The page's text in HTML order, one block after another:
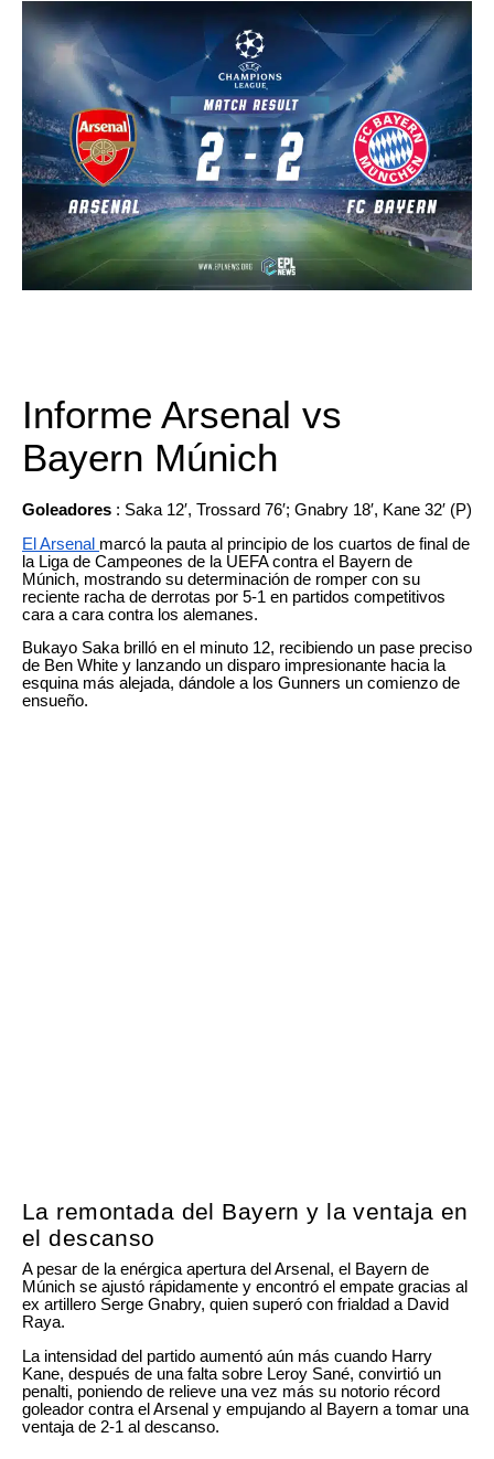
Informe Arsenal vs
Bayern Múnich
Goleadores : Saka 12′, Trossard 76′; Gnabry 18′, Kane 32′ (P)
El Arsenal marcó la pauta al principio de los cuartos de final de
la Liga de Campeones de la UEFA contra el Bayern de
Múnich, mostrando su determinación de romper con su
reciente racha de derrotas por 5-1 en partidos competitivos
cara a cara contra los alemanes.
Bukayo Saka brilló en el minuto 12, recibiendo un pase preciso
de Ben White y lanzando un disparo impresionante hacia la
esquina más alejada, dándole a los Gunners un comienzo de
ensueño.
La remontada del Bayern y la ventaja en
el descanso
A pesar de la enérgica apertura del Arsenal, el Bayern de
Múnich se ajustó rápidamente y encontró el empate gracias al
ex artillero Serge Gnabry, quien superó con frialdad a David
Raya.
La intensidad del partido aumentó aún más cuando Harry
Kane, después de una falta sobre Leroy Sané, convirtió un
penalti, poniendo de relieve una vez más su notorio récord
goleador contra el Arsenal y empujando al Bayern a tomar una
ventaja de 2-1 al descanso.